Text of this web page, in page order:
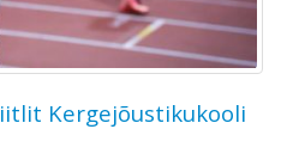
Kergejõustikukooli